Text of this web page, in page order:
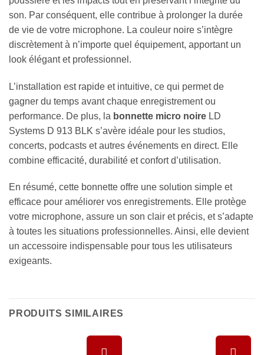
son. Par conséquent, elle contribue à prolonger la durée
de vie de votre microphone. La couleur noire s’intègre
discrètement à n’importe quel équipement, apportant un
look élégant et professionnel.
L’installation est rapide et intuitive, ce qui permet de
gagner du temps avant chaque enregistrement ou
performance. De plus, la bonnette micro noire LD
Systems D 913 BLK s’avère idéale pour les studios,
concerts, podcasts et autres événements en direct. Elle
combine efficacité, durabilité et confort d’utilisation.
En résumé, cette bonnette offre une solution simple et
efficace pour améliorer vos enregistrements. Elle protège
votre microphone, assure un son clair et précis, et s’adapte
à toutes les situations professionnelles. Ainsi, elle devient
un accessoire indispensable pour tous les utilisateurs
exigeants.
PRODUITS SIMILAIRES